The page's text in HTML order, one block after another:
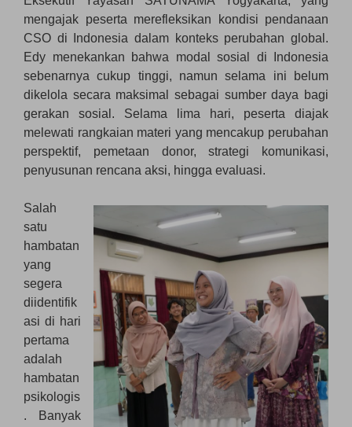
mengajak peserta merefleksikan kondisi pendanaan
CSO di Indonesia dalam konteks perubahan global.
Edy menekankan bahwa modal sosial di Indonesia
sebenarnya cukup tinggi, namun selama ini belum
dikelola secara maksimal sebagai sumber daya bagi
gerakan sosial. Selama lima hari, peserta diajak
melewati rangkaian materi yang mencakup perubahan
perspektif, pemetaan donor, strategi komunikasi,
penyusunan rencana aksi, hingga evaluasi.
Salah
satu
hambatan
yang
segera
diidentifik
asi di hari
pertama
adalah
hambatan
psikologis
. Banyak